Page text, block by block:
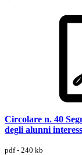
Circolare n. 40
degli alunni
pdf - 240 kb